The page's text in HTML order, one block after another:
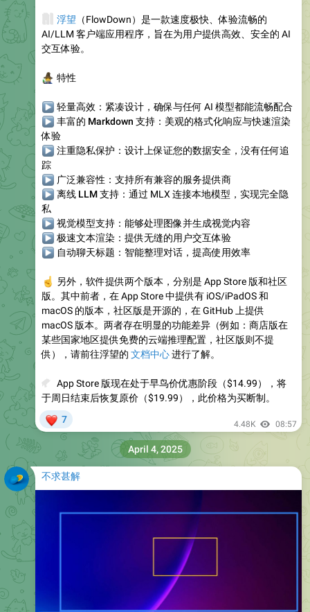
浮望 （FlowDown）是一款速度极快、体验流畅的
AI/LLM 客户端应用程序，旨在为用户提供高效、安全的 AI
交互体验。
特性
轻量高效 ：紧凑设计，确保与任何 AI 模型都能流畅配合
丰富的 Markdown 支持：美观的格式化响应与快速渲染
体验
注重隐私保护 ：设计上保证您的数据安全，没有任何追
踪
广泛兼容性 ：支持所有兼容的服务提供商
离线 LLM 支持：通过 MLX 连接本地模型，实现完全隐
私
视觉模型支持：能够处理图像并生成视觉内容
极速文本渲染 ：提供无缝的用户交互体验
自动聊天标题 ：智能整理对话，提高使用效率
另外，软件提供两个版本，分别是 App Store 版和社区
版。其中前者，在 App Store 中提供有 iOS/iPadOS 和
macOS 的版本，社区版是开源的，在 GitHub 上提供
macOS 版本。两者存在明显的功能差异（例如：商店版在
某些国家地区提供免费的云端推理配置，社区版则不提
供），请前往浮望的 文档中心进行了解。
App Store 版现在处于早鸟价优惠阶段（$14.99），将
于周日结束后恢复原价（$19.99），此价格为买断制。
7 4.48K 08:57
不求甚解
April 4, 2025